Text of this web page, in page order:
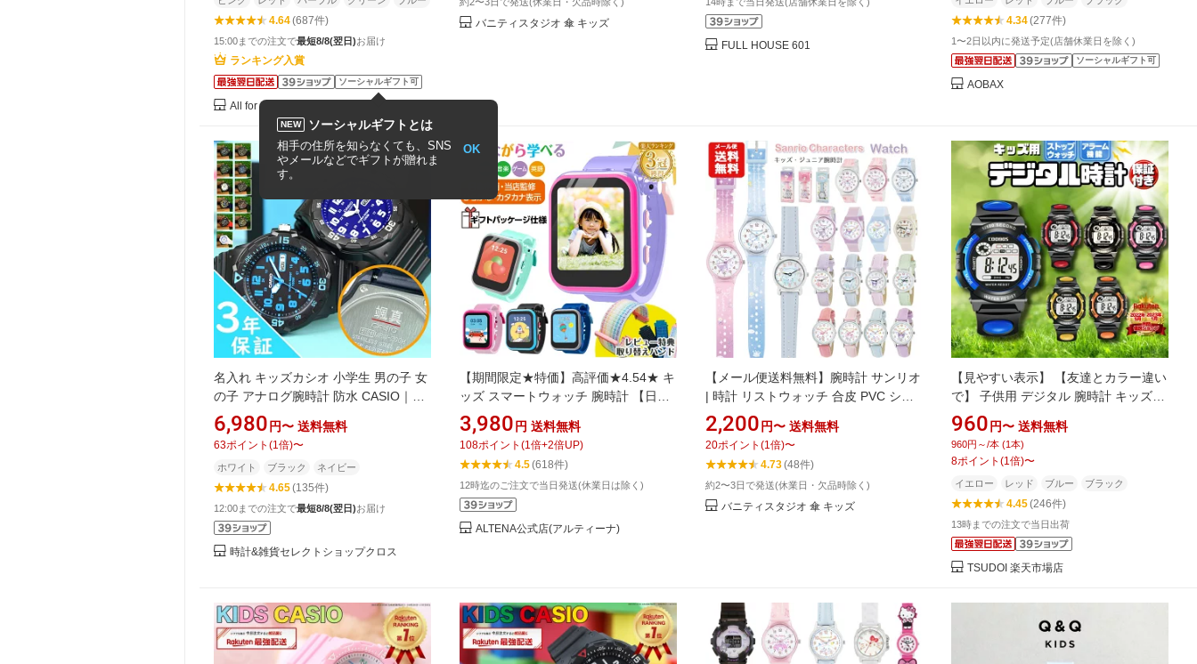
4.64(687件)
15:00までの注文で最短8/8(翌日)お届け
ランキング入賞
ソーシャルギフト可
All for you
ース かわいい おしゃれ キャラクター
2500バニティスタジオ 傘 キッズ
FULL HOUSE 601
水遊び 軽量 スポーツ
4.34(277件)
1〜2日以内に発送予定(店舗休業日を除く)
ソーシャルギフト可
AOBAX
名入れ キッズカシオ 小学生 男の子 女
の子 アナログ腕時計 防水 CASIO｜キ
ッズウォッチ 子ども｜刻印確認対応・
時刻合わせ済み
6,980 円〜 送料無料
63ポイント (1倍)〜
ホワイト ブラック ネイビー
4.65(135件)
12:00までの注文で最短8/8(翌日)お届け
時計&雑貨セレクトショップクロス
【期間限定★特価】高評価★4.54★ キ
ッズ スマートウォッチ 腕時計 【日本
企画商品】 ひらがな カタカナ表示 知
育玩具 子供 自撮りカメラ ゲーム 音楽
録画録音 入園入学祝い 小学生 女の子
男の子 おもちゃ ギフト 誕生日 クリス
マスプレゼント Xmas [M便 1/1]
MTK★KSW01
3,980 円 送料無料
108ポイント (1倍+2倍UP)
4.5(618件)
12時迄のご注文で当日発送(休業日は除く)
ALTENA公式店(アルティーナ)
【メール便送料無料】腕時計 サンリオ
| 時計 リストウォッチ 合皮 PVC シリ
コン プラ ベルト アナログ クロミ キテ
ィ シナモロール キッズ ジュニア 子供
用 子ども 女の子 女子 保育園 幼稚園
小学生 小学校 レディース 女性 かわい
い おしゃれ キャラクター 文字盤 2500
2,200 円〜 送料無料
20ポイント (1倍)〜
4.73(48件)
約2〜3日で発送(休業日・欠品時除く)
バニティスタジオ 傘 キッズ
【見やすい表示】 【友達とカラー違い
で】 子供用 デジタル 腕時計 キッズ用
デジタル ウォッチ 防水 スポーツ ブラ
ック 新品 タイマー 目覚まし こども 子
ども 知育 時計 自転車 通学 ストップウ
ォッチ 小学生 中学生 学校 塾 遠足 と
けい 男の子 女の子
960 円〜 送料無料
960円～/本 (1本)
8ポイント (1倍)〜
イエロー レッド ブルー ブラック
4.45(246件)
13時までの注文で当日出荷
TSUDOI 楽天市場店
NEW ソーシャルギフトとは
相手の住所を知らなくても、SNS
やメールなどでギフトが贈れま
す。
OK